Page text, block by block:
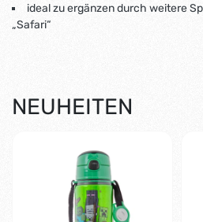
ideal zu ergänzen durch weitere
„Safari“
NEUHEITEN